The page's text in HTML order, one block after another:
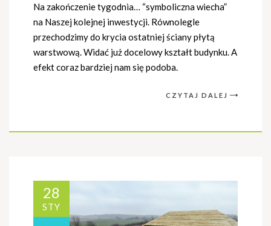
Na zakończenie tygodnia… “symboliczna wiecha”
na Naszej kolejnej inwestycji. Równolegle
przechodzimy do krycia ostatniej ściany płytą
warstwową. Widać już docelowy kształt budynku. A
efekt coraz bardziej nam się podoba.
CZYTAJ DALEJ
28
STY